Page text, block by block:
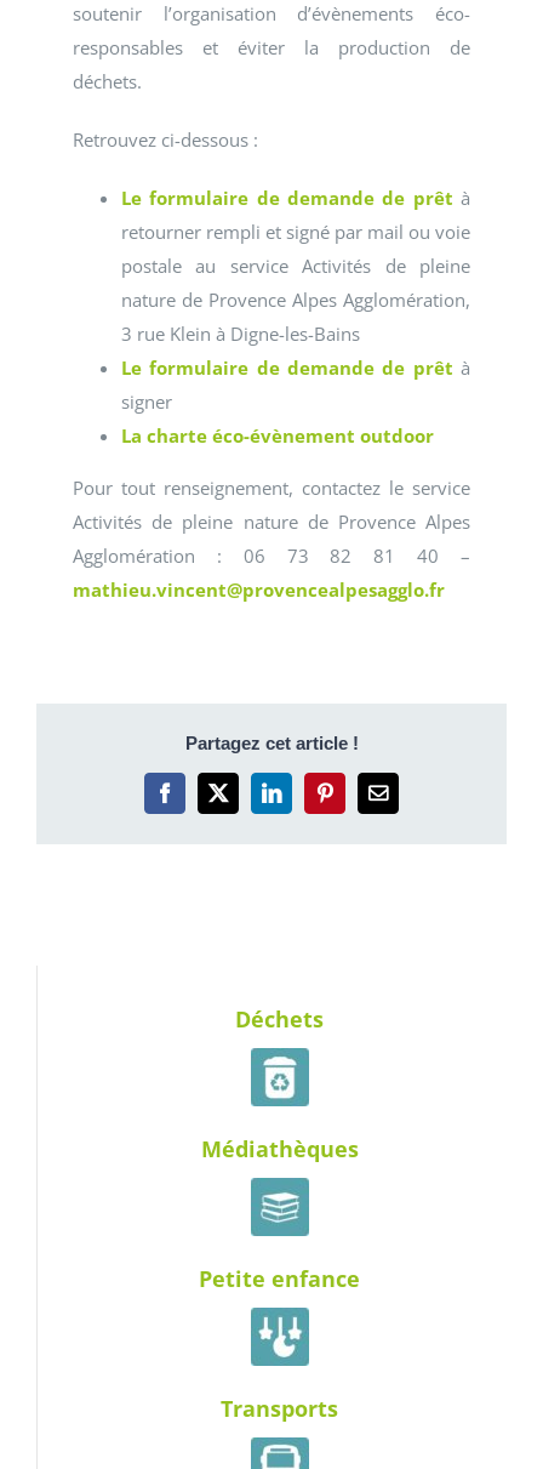
soutenir l’organisation d’évènements éco-
responsables et éviter la production de
déchets.
Retrouvez ci-dessous :
Le formulaire de demande de prêt à
retourner rempli et signé par mail ou voie
postale au service Activités de pleine
nature de Provence Alpes Agglomération,
3 rue Klein à Digne-les-Bains
Le formulaire de demande de prêt à
signer
La charte éco-évènement outdoor
Pour tout renseignement, contactez le service
Activités de pleine nature de Provence Alpes
Agglomération : 06 73 82 81 40 –
mathieu.vincent@provencealpesagglo.fr
Partagez cet article !
Facebook
X LinkedInPinterestEmail
Déchets
Médiathèques
Petite enfance
Transports